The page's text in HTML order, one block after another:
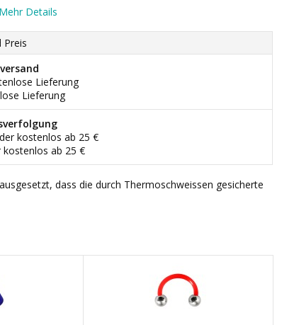
Mehr Details
Preis
Lieferung
Lieferung
kostenlos ab 25 €
kostenlos ab 25 €
dass die durch Thermoschweissen gesicherte